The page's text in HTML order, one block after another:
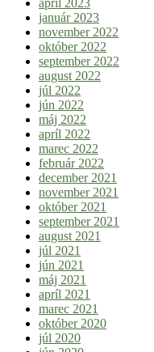
apríl 2023
január 2023
november 2022
október 2022
september 2022
august 2022
júl 2022
jún 2022
máj 2022
apríl 2022
marec 2022
február 2022
december 2021
november 2021
október 2021
september 2021
august 2021
júl 2021
jún 2021
máj 2021
apríl 2021
marec 2021
október 2020
júl 2020